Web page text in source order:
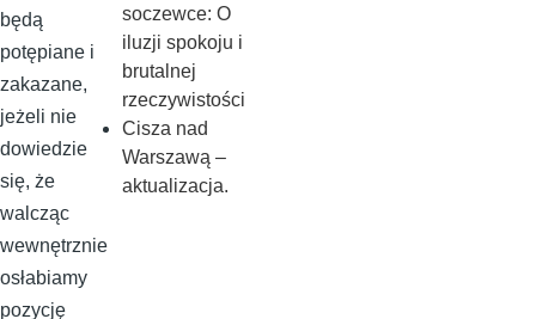
będą
potępiane i
zakazane,
jeżeli nie
dowiedzie
się, że
walcząc
wewnętrznie
osłabiamy
pozycję
soczewce: O
iluzji spokoju i
brutalnej
rzeczywistości
Cisza nad
Warszawą –
aktualizacja.